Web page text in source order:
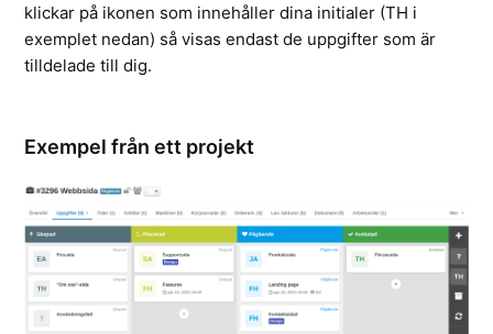
klickar på ikonen som innehåller dina initialer (TH i
exemplet nedan) så visas endast de uppgifter som är
tilldelade till dig.
Exempel från ett projekt